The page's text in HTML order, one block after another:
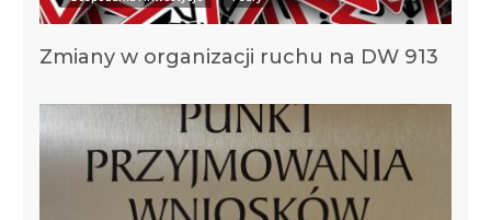
Zmiany w organizacji ruchu na DW 913